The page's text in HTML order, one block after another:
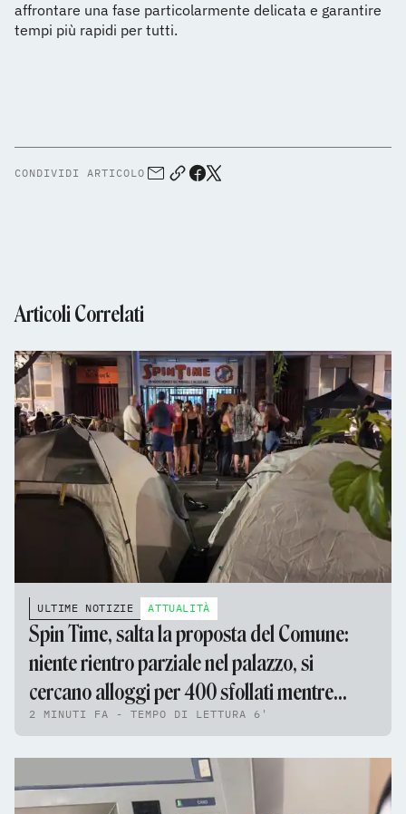
affrontare una fase particolarmente delicata e garantire
tempi più rapidi per tutti.
CONDIVIDI ARTICOLO
Articoli Correlati
ULTIME NOTIZIE ATTUALITÀ
Spin Time, salta la proposta del Comune:
niente rientro parziale nel palazzo, si
cercano alloggi per 400 sfollati mentre
continua la trattativa
2 MINUTI FA - TEMPO DI LETTURA 6'